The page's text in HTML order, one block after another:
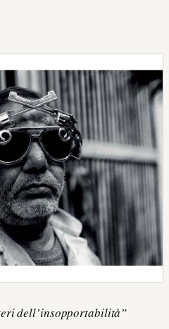
dell’insopportabilità”